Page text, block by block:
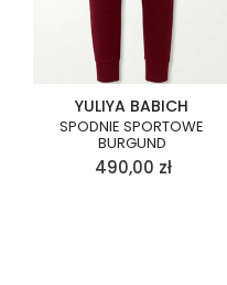
YULIYA BABICH
SPODNIE SPORTOWE
BURGUND
490,00 zł